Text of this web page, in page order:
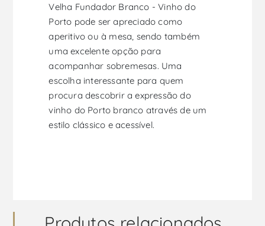
Velha Fundador Branco - Vinho do
Porto pode ser apreciado como
aperitivo ou à mesa, sendo também
uma excelente opção para
acompanhar sobremesas. Uma
escolha interessante para quem
procura descobrir a expressão do
vinho do Porto branco através de um
estilo clássico e acessível.